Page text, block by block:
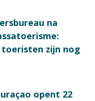
na
toeristen zijn nog
opent 22